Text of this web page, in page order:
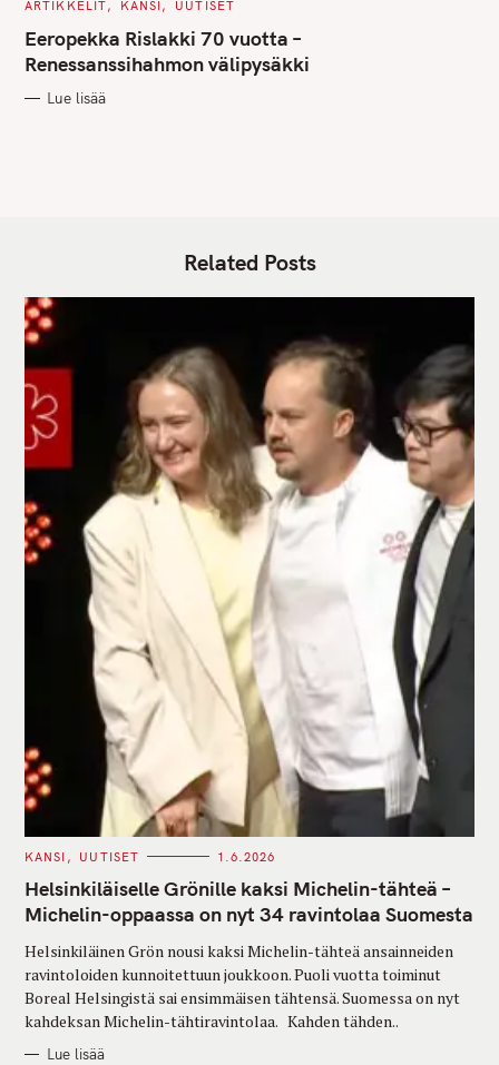
C
T
E
G
O
I
ARTIKKELIT KANSI UUTISET
Eeropekka Rislakki 70 vuotta –
Renessanssihahmon välipysäkki
Lue lisää
Related Posts
C
T
E
G
O
I
E
S
KANSI UUTISET 1.6.2026
Helsinkiläiselle Grönille kaksi Michelin-tähteä –
Michelin-oppaassa on nyt 34 ravintolaa Suomesta
Helsinkiläinen Grön nousi kaksi Michelin-tähteä ansainneiden
ravintoloiden kunnoitettuun joukkoon. Puoli vuotta toiminut
Boreal Helsingistä sai ensimmäisen tähtensä. Suomessa on nyt
kahdeksan Michelin-tähtiravintolaa. Kahden tähden..
Lue lisää